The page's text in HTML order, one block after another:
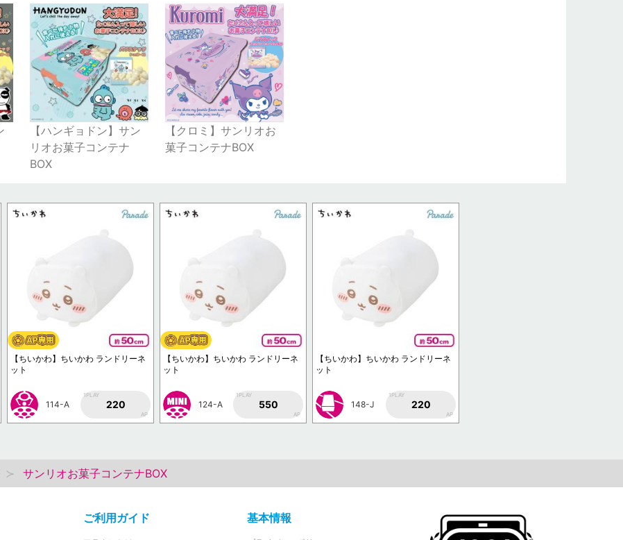
【ハンギョドン】サン
リオお菓子コンテナ
BOX
【クロミ】サンリオお
菓子コンテナBOX
【ちいかわ】ちいかわ ランドリーネ
ット
114-A
1PLAY
220
AP
【ちいかわ】ちいかわ ランドリーネ
ット
124-A
1PLAY
550
AP
【ちいかわ】ちいかわ ランドリーネ
ット
148-J
1PLAY
220
AP
サンリオお菓子コンテナBOX
ご利用ガイド 基本情報